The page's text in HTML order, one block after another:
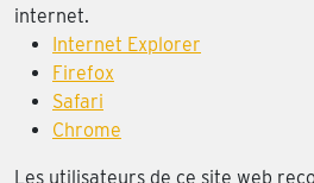
internet.
Internet Explorer
Firefox
Safari
Chrome
Les utilisateurs de ce site web